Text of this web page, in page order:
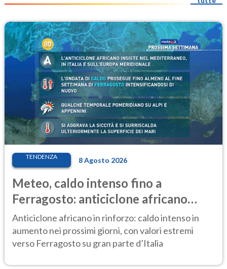
TENDENZA 8 Agosto 2026
Meteo, caldo intenso fino a
Ferragosto: anticiclone africano
ancora protagonista
Anticiclone africano in rinforzo: caldo intenso in
aumento nei prossimi giorni, con valori estremi
verso Ferragosto su gran parte d’Italia